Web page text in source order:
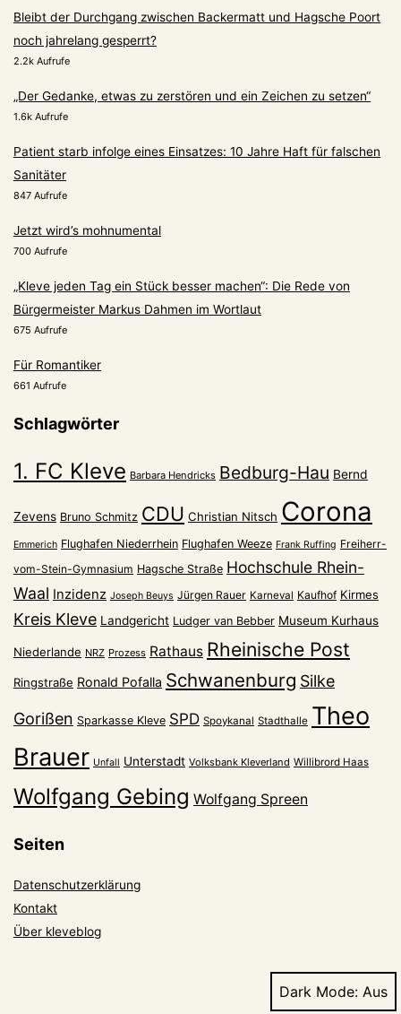
Bleibt der Durchgang zwischen Backermatt und Hagsche Poort
noch jahrelang gesperrt?
2.2k Aufrufe
„Der Gedanke, etwas zu zerstören und ein Zeichen zu setzen“
1.6k Aufrufe
Patient starb infolge eines Einsatzes: 10 Jahre Haft für falschen
Sanitäter
847 Aufrufe
Jetzt wird’s mohnumental
700 Aufrufe
„Kleve jeden Tag ein Stück besser machen“: Die Rede von
Bürgermeister Markus Dahmen im Wortlaut
675 Aufrufe
Für Romantiker
661 Aufrufe
Schlagwörter
1. FC Kleve Barbara Hendricks Bedburg-Hau Bernd
Zevens Bruno Schmitz CDU Christian Nitsch Corona
Emmerich Flughafen Niederrhein Flughafen Weeze Frank Ruffing Freiherr-
vom-Stein-Gymnasium Hagsche Straße Hochschule Rhein-
Waal Inzidenz Joseph Beuys Jürgen Rauer Karneval Kaufhof Kirmes
Kreis Kleve Landgericht Ludger van Bebber Museum Kurhaus
Niederlande NRZ Prozess Rathaus Rheinische Post
Ringstraße Ronald Pofalla Schwanenburg Silke
Gorißen Sparkasse Kleve SPD Spoykanal Stadthalle Theo
Brauer Unfall Unterstadt Volksbank Kleverland Willibrord Haas
Wolfgang Gebing Wolfgang Spreen
Seiten
Datenschutzerklärung
Kontakt
Über kleveblog
Dark Mode: